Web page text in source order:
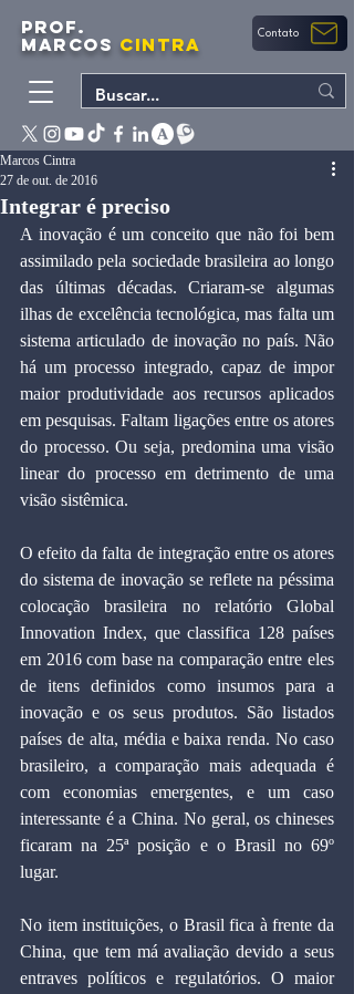
PROF.
MARCOS CINTRA Contato
Integrar é preciso
Marcos Cintra
27 de out. de 2016
A inovação é um conceito que não foi bem
assimilado pela sociedade brasileira ao longo
das últimas décadas. Criaram-se algumas
ilhas de excelência tecnológica, mas falta um
sistema articulado de inovação no país. Não
há um processo integrado, capaz de impor
maior produtividade aos recursos aplicados
em pesquisas. Faltam ligações entre os atores
do processo. Ou seja, predomina uma visão
linear do processo em detrimento de uma
visão sistêmica.
O efeito da falta de integração entre os atores
do sistema de inovação se reflete na péssima
colocação brasileira no relatório Global
Innovation Index, que classifica 128 países
em 2016 com base na comparação entre eles
de itens definidos como insumos para a
inovação e os seus produtos. São listados
países de alta, média e baixa renda. No caso
brasileiro, a comparação mais adequada é
com economias emergentes, e um caso
interessante é a China. No geral, os chineses
ficaram na 25ª posição e o Brasil no 69º
lugar.
No item instituições, o Brasil fica à frente da
China, que tem má avaliação devido a seus
entraves políticos e regulatórios. O maior